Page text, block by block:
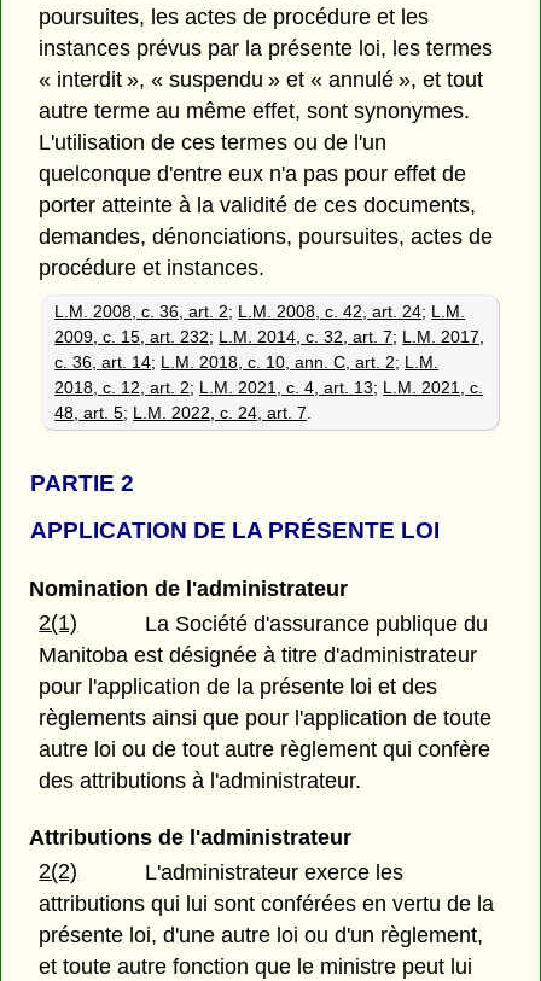
poursuites, les actes de procédure et les
instances prévus par la présente loi, les termes
« interdit », « suspendu » et « annulé », et tout
autre terme au même effet, sont synonymes.
L'utilisation de ces termes ou de l'un
quelconque d'entre eux n'a pas pour effet de
porter atteinte à la validité de ces documents,
demandes, dénonciations, poursuites, actes de
procédure et instances.
L.M. 2008, c. 36, art. 2; L.M. 2008, c. 42, art. 24; L.M.
2009, c. 15, art. 232; L.M. 2014, c. 32, art. 7; L.M. 2017,
c. 36, art. 14; L.M. 2018, c. 10, ann. C, art. 2; L.M.
2018, c. 12, art. 2; L.M. 2021, c. 4, art. 13; L.M. 2021, c.
48, art. 5; L.M. 2022, c. 24, art. 7
PARTIE 2
APPLICATION DE LA PRÉSENTE LOI
Nomination de l'administrateur
2(1)
La Société d'assurance publique du
Manitoba est désignée à titre d'administrateur
pour l'application de la présente loi et des
règlements ainsi que pour l'application de toute
autre loi ou de tout autre règlement qui confère
des attributions à l'administrateur.
Attributions de l'administrateur
2(2)
L'administrateur exerce les
attributions qui lui sont conférées en vertu de la
présente loi, d'une autre loi ou d'un règlement,
et toute autre fonction que le ministre peut lui